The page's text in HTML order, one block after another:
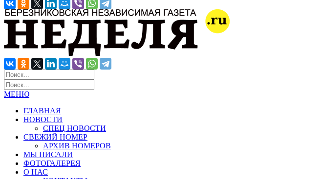
МЕНЮ
ГЛАВНАЯ
НОВОСТИ
СПЕЦ НОВОСТИ
СВЕЖИЙ НОМЕР
АРХИВ НОМЕРОВ
МЫ ПИСАЛИ
ФОТОГАЛЕРЕЯ
О НАС